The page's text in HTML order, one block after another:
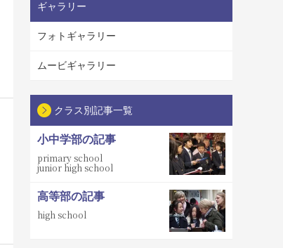
ギャラリー
フォトギャラリー
ムービギャラリー
クラス別記事一覧
小中学部の記事
primary school
junior high school
高等部の記事
high school